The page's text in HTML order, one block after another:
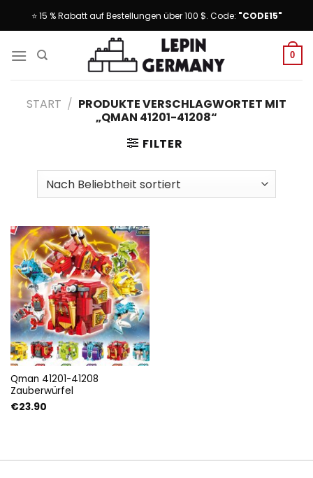
⭐ 15 % Rabatt auf Bestellungen über 100 $. Code: "CODE15"
0
START / PRODUKTE VERSCHLAGWORTET MIT
„QMAN 41201-41208“
FILTER
Qman 41201-41208
Zauberwürfel
€23.90